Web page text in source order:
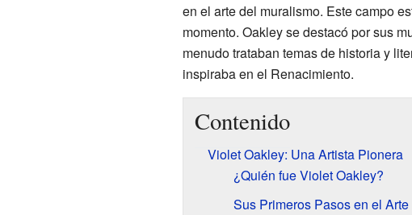
en el arte del muralismo. Este campo
momento. Oakley se destacó por sus
menudo trataban temas de historia y
inspiraba en el Renacimiento.
Contenido
Violet Oakley: Una Artista Pionera
¿Quién fue Violet Oakley?
Sus Primeros Pasos en el Arte